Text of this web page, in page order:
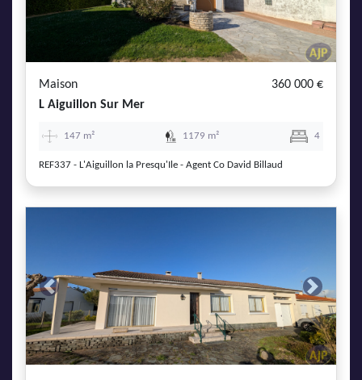
Maison
360 000 €
L Aiguillon Sur Mer
147 m² 1179 m² 4
REF337 - L'Aiguillon la Presqu'Ile - Agent Co David Billaud
Previous Next